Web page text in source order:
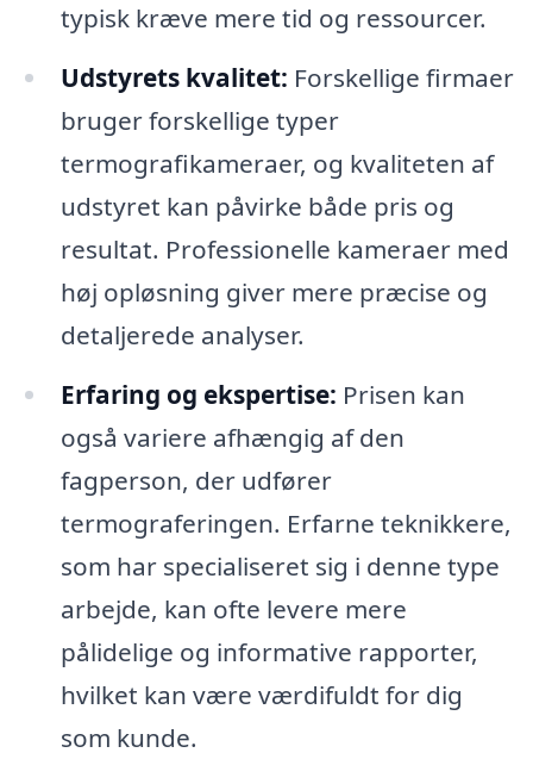
typisk kræve mere tid og ressourcer.
Udstyrets kvalitet: Forskellige firmaer
bruger forskellige typer
termografikameraer, og kvaliteten af
udstyret kan påvirke både pris og
resultat. Professionelle kameraer med
høj opløsning giver mere præcise og
detaljerede analyser.
Erfaring og ekspertise: Prisen kan
også variere afhængig af den
fagperson, der udfører
termograferingen. Erfarne teknikkere,
som har specialiseret sig i denne type
arbejde, kan ofte levere mere
pålidelige og informative rapporter,
hvilket kan være værdifuldt for dig
som kunde.